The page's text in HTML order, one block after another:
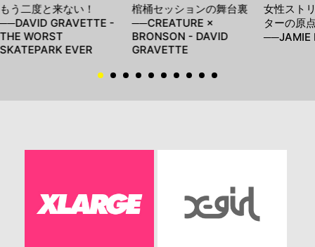
もう二度と来ない！
──DAVID GRAVETTE -
THE WORST
SKATEPARK EVER
棺桶セッションの舞台裏
──CREATURE ×
BRONSON - DAVID
GRAVETTE
女性スト
ターの原
──JAMIE